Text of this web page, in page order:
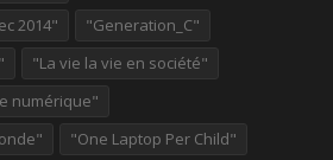
2014"
"Generation_C"
"La vie la vie en société"
numérique"
"One Laptop Per Child"